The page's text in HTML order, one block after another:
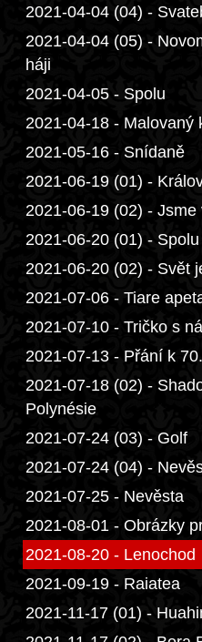
2021-04-04 (04) -
2021-04-04 (05) -
háji
2021-04-05 - Spolu
2021-04-18 - Malovaný
2021-05-16 - Snídaně
2021-06-19 (01) -
2021-06-19 (02) - Jsme
2021-06-20 (01) -
2021-06-20 (02) - Svět
2021-07-06 - Tiare
2021-07-10 - Tričko s
2021-07-13 - Přání k
2021-07-18 (02) -
Polynésie
2021-07-24 (03) - Golf
2021-07-24 (04) -
2021-07-25 - Nevěsta
2021-08-01 - Obrázky
2021-08-20 - Lenochod
2021-09-19 - Raiatea
2021-11-17 (01) -